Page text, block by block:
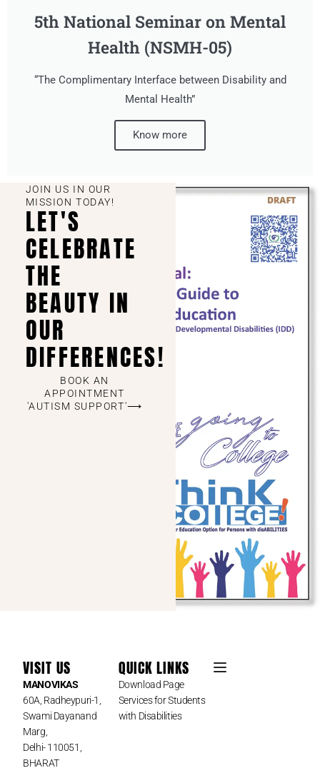
5th National Seminar on Mental
Health (NSMH-05)
“The Complimentary Interface between Disability and
Mental Health”
Know more
JOIN US IN OUR
MISSION TODAY!
LET'S
CELEBRATE
THE
BEAUTY IN
OUR
DIFFERENCES!
BOOK AN
APPOINTMENT
'AUTISM SUPPORT'⟶
VISIT US
MANOVIKAS
60A, Radheypuri-1,
Swami Dayanand
Marg,
Delhi- 110051,
BHARAT
QUICK LINKS
Download Page
Services for Students
with Disabilities